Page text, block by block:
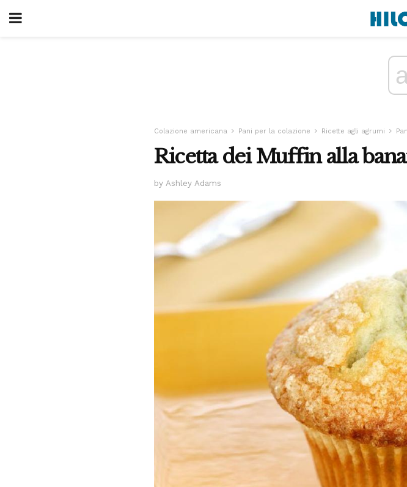
Colazione americana Pani per la colazione Ricette agli agrumi
Ricetta dei Muffin alla
by Ashley Adams